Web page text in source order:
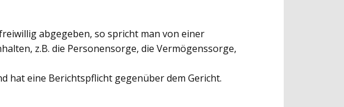
abgegeben, so spricht man von einer
z.B. die Personensorge, die Vermögenssorge,
hat eine Berichtspflicht gegenüber dem Gericht.